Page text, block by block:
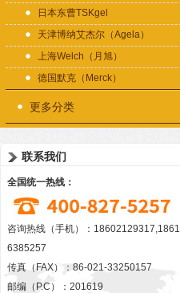
日本东曹TSKgel
天津博纳艾杰尔（Agela）
上海Welch（月旭）
德国默克（Merck）
更多分类
联系我们
全国统一热线：
咨询热线（手机）：18602129317,1861
6385257
传真（FAX）：86-021-33250157
邮编（P.C）：201619